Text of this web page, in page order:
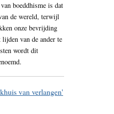
boeddhisme is dat
de wereld, terwijl
onze bevrijding
van de ander te
wordt dit
van verlangen'